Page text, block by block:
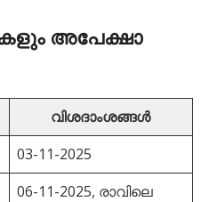
അപേക്ഷാ
വിശദാംശങ്ങൾ
03-11-2025
06-11-2025, രാവിലെ